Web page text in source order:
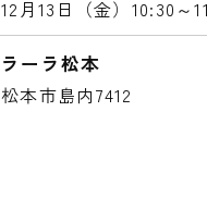
12月13日（金） 10:30～
ラーラ松本
松本市島内7412